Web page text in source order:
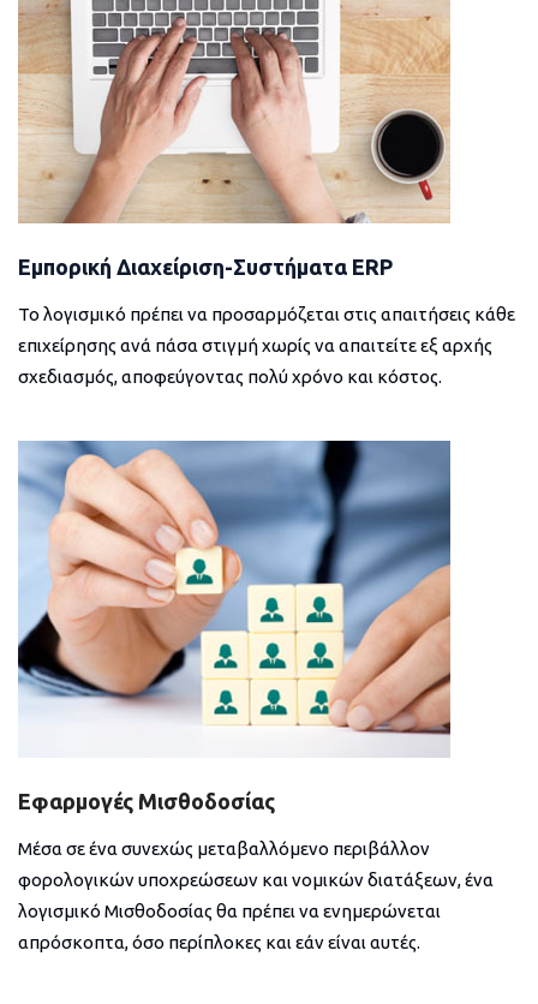
Εμπορική Διαχείριση-Συστήματα ERP
Το λογισμικό πρέπει να προσαρμόζεται στις απαιτήσεις κάθε
επιχείρησης ανά πάσα στιγμή χωρίς να απαιτείτε εξ αρχής
σχεδιασμός, αποφεύγοντας πολύ χρόνο και κόστος.
Εφαρμογές Μισθοδοσίας
Μέσα σε ένα συνεχώς μεταβαλλόμενο περιβάλλον
φορολογικών υποχρεώσεων και νομικών διατάξεων, ένα
λογισμικό Μισθοδοσίας θα πρέπει να ενημερώνεται
απρόσκοπτα, όσο περίπλοκες και εάν είναι αυτές.